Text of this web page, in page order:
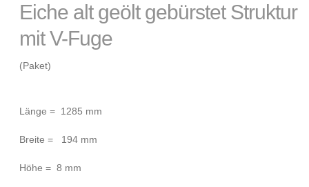
Eiche alt geölt gebürstet Struktur
mit V-Fuge
(Paket)
Länge = 1285 mm
Breite = 194 mm
Höhe = 8 mm